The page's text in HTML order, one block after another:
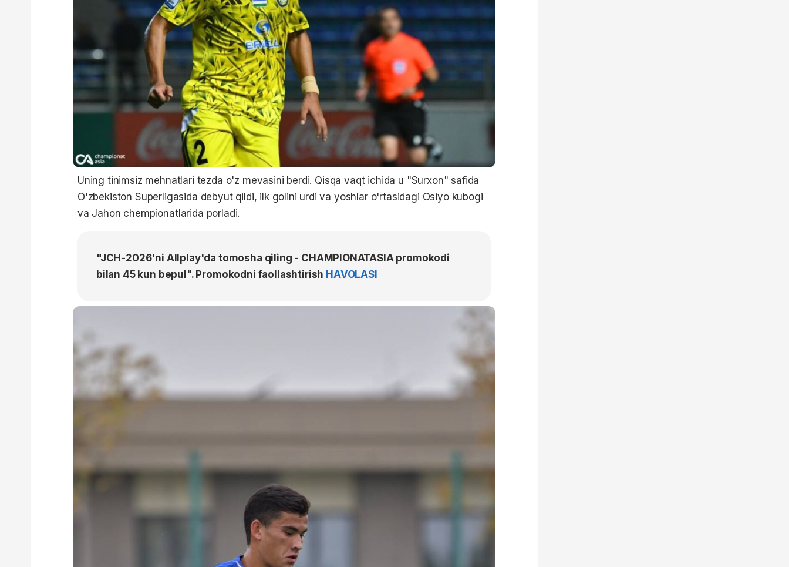
Uning tinimsiz mehnatlari tezda o'z mevasini berdi. Qisqa vaqt ichida u "Surxon" safida
O'zbekiston Superligasida debyut qildi, ilk golini urdi va yoshlar o'rtasidagi Osiyo kubogi
va Jahon chempionatlarida porladi.
"JCH-2026'ni Allplay'da tomosha qiling - CHAMPIONATASIA promokodi
bilan 45 kun bepul". Promokodni faollashtirish HAVOLASI